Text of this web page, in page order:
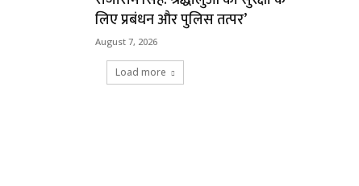
लिए प्रबंधन और पुलिस तत्पर’
August 7, 2026
Load more